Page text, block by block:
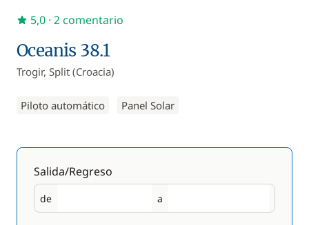
Oceanis 38.1
Trogir, Split (Croacia)
Piloto automático Panel Solar
5,0 · 2 comentario
Salida/Regreso
de
Salida a
Regreso